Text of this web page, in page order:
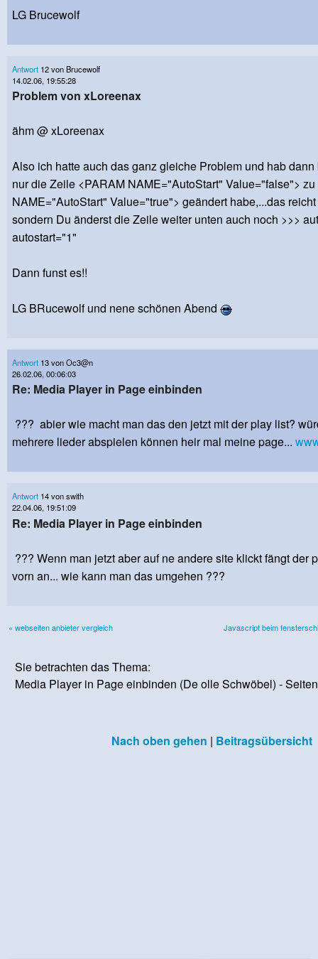
LG Brucewolf
Antwort 12 von Brucewolf
14.02.06, 19:55:28
Problem von xLoreenax
ähm @ xLoreenax
Also ich hatte auch das ganz gleiche Problem und hab
nur die Zeile <PARAM NAME="AutoStart" Value="false">
NAME="AutoStart" Value="true"> geändert habe,...das
sondern Du änderst die Zeile weiter unten auch noch >>>
autostart="1"
Dann funst es!!
LG BRucewolf und nene schönen Abend
Antwort 13 von Oc3@n
26.02.06, 00:06:03
Re: Media Player in Page einbinden
??? abier wie macht man das den jetzt mit der play list?
mehrere lieder abspielen können heir mal meine page...
Antwort 14 von swith
22.04.06, 19:51:09
Re: Media Player in Page einbinden
??? Wenn man jetzt aber auf ne andere site klickt fängt der
vorn an... wie kann man das umgehen ???
« webseiten anbieter vergleich Javascript beim
Sie betrachten das Thema:
Media Player in Page einbinden (De olle Schwöbel) -
Nach oben gehen | Beitragsübersicht